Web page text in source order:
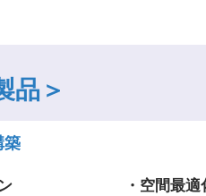
品＞
築
・空間最